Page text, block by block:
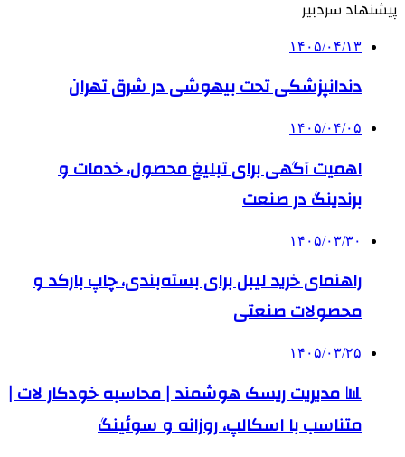
پیشنهاد سردبیر
۱۴۰۵/۰۴/۱۳
دندانپزشکی تحت بیهوشی در شرق تهران
۱۴۰۵/۰۴/۰۵
اهمیت آگهی برای تبلیغ محصول، خدمات و
برندینگ در صنعت
۱۴۰۵/۰۳/۳۰
راهنمای خرید لیبل برای بسته‌بندی، چاپ بارکد و
محصولات صنعتی
۱۴۰۵/۰۳/۲۵
📊 مدیریت ریسک هوشمند | محاسبه خودکار لات |
متناسب با اسکالپ، روزانه و سوئینگ